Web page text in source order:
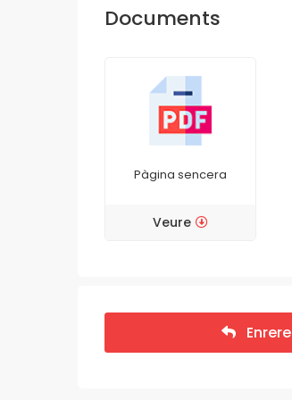
Documents
Pàgina sencera
Veure
Enrere